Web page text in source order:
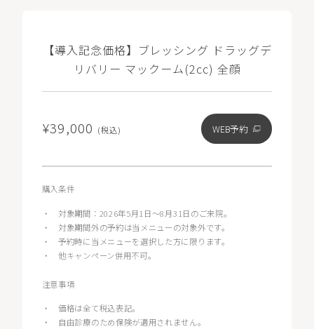
【導入記念価格】ブレッシング ドラッグデ
リバリー マックーム(2cc) 全顔
¥39,000 (税込) WEB予約
購入条件
・ 対象期間：2026年5月1日〜8月31日のご来院。
・ 対象期間外の予約は当メニューの対象外です。
・予約時に当メニューを選択した方に限ります。
・他キャンペーン併用不可。
注意事項
・価格は全て税込表記。
・
自由診療のため保険が適用されません。